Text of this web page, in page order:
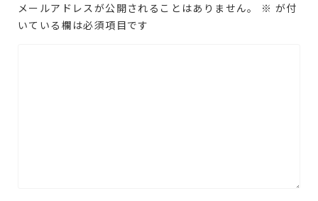
メールアドレスが公開されることはありません。 ※ が付
いている欄は必須項目です